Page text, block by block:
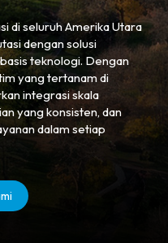
di seluruh Amerika Utara
dengan solusi
teknologi. Dengan
yang tertanam di
integrasi skala
yang konsisten, dan
dalam setiap